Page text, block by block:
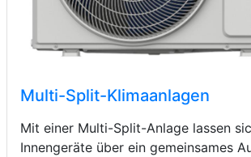
Multi-Split-Klimaanlagen
Mit einer Multi-Split-Anlage lassen
Innengeräte über ein gemeinsames